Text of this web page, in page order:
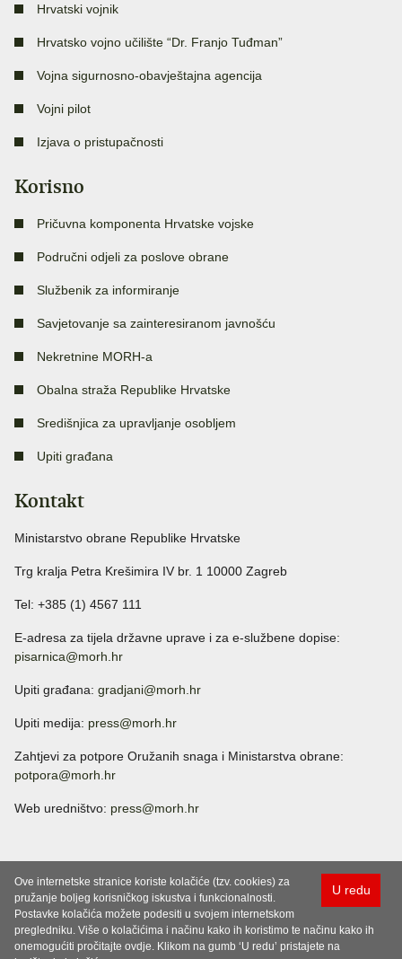
Hrvatski vojnik
Hrvatsko vojno učilište “Dr. Franjo Tuđman”
Vojna sigurnosno-obavještajna agencija
Vojni pilot
Izjava o pristupačnosti
Korisno
Pričuvna komponenta Hrvatske vojske
Područni odjeli za poslove obrane
Službenik za informiranje
Savjetovanje sa zainteresiranom javnošću
Nekretnine MORH-a
Obalna straža Republike Hrvatske
Središnjica za upravljanje osobljem
Upiti građana
Kontakt
Ministarstvo obrane Republike Hrvatske
Trg kralja Petra Krešimira IV br. 1 10000 Zagreb
Tel: +385 (1) 4567 111
E-adresa za tijela državne uprave i za e-službene dopise:
pisarnica@morh.hr
Upiti građana: gradjani@morh.hr
Upiti medija: press@morh.hr
Zahtjevi za potpore Oružanih snaga i Ministarstva obrane:
potpora@morh.hr
Web uredništvo: press@morh.hr
U redu
Ove internetske stranice koriste kolačiće (tzv. cookies) za
pružanje boljeg korisničkog iskustva i funkcionalnosti.
Postavke kolačića možete podesiti u svojem internetskom
pregledniku. Više o kolačićima i načinu kako ih koristimo te načinu kako ih
onemogućiti pročitajte ovdje. Klikom na gumb ‘U redu’ pristajete na